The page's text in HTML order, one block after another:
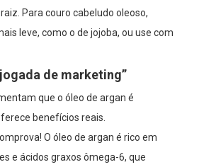
Para couro cabeludo oleoso,
leve, como o de jojoba, ou use com
jogada de marketing”
que o óleo de argan é
benefícios reais.
O óleo de argan é rico em
e ácidos graxos ômega-6, que